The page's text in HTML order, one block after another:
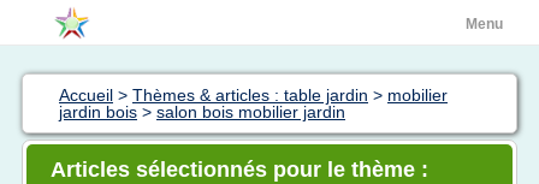
Menu
Accueil > Thèmes & articles : table jardin > mobilier
jardin bois > salon bois mobilier jardin
Articles sélectionnés pour le thème :